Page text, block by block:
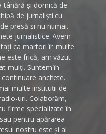
tânără și dornică de
de jurnaliști cu
presă și nu numai.
jurnalistice. Avem
ca martori în multe
este frică, am văzut
mulți. Suntem în
anchete.
multe instituții de
uri. Colaborăm,
firme specializate în
pentru apărarea
nostru este și al